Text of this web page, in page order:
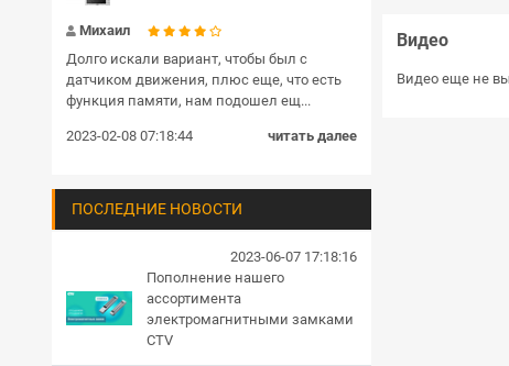
Михаил
Долго искали вариант, чтобы был с
датчиком движения, плюс еще, что есть
функция памяти, нам подошел ещ...
2023-02-08 07:18:44 читать далее
ПОСЛЕДНИЕ НОВОСТИ
2023-06-07 17:18:16
Пополнение нашего
ассортимента
электромагнитными замками
CTV
Видео
Видео еще не